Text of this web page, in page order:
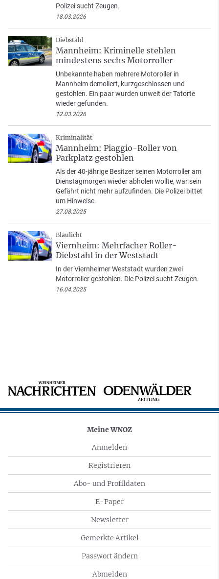
Polizei sucht Zeugen.
18.03.2026
Diebstahl
Mannheim: Kriminelle stehlen
mindestens sechs Motorroller
Unbekannte haben mehrere Motoroller in
Mannheim demoliert, kurzgeschlossen und
gestohlen. Ein paar wurden unweit der Tatorte
wieder gefunden.
12.03.2026
Kriminalität
Mannheim: Piaggio-Roller von
Parkplatz gestohlen
Als der 40-jährige Besitzer seinen Motorroller am
Dienstagmorgen wieder abholen wollte, war sein
Gefährt nicht mehr aufzufinden. Die Polizei bittet
um Hinweise.
27.08.2025
Blaulicht
Viernheim: Mehrfacher Roller-
Diebstahl in der Weststadt
In der Viernheimer Weststadt wurden zwei
Motorroller gestohlen. Die Polizei sucht Zeugen.
16.04.2025
Meine WNOZ
Anmelden
Registrieren
Abo- und Profildaten
E-Paper
Newsletter
Gemerkte Artikel
Passwort ändern
Abmelden